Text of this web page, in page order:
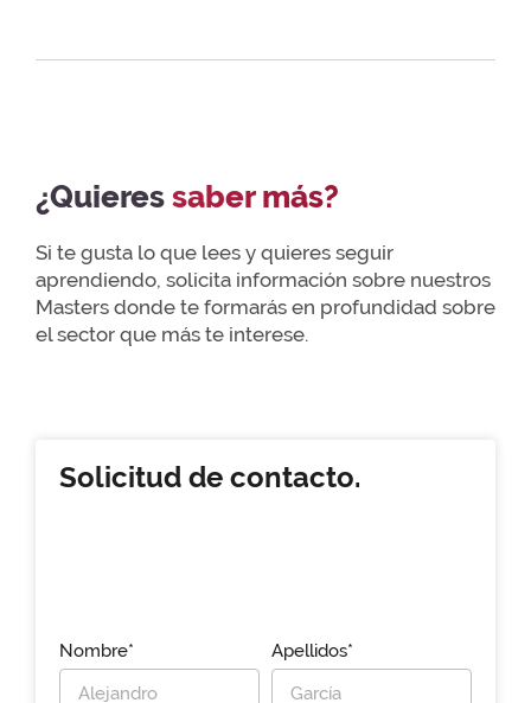
¿Quieressaber más?
Si te gusta lo que lees y quieres seguir
aprendiendo, solicita información sobre nuestros
Masters donde te formarás en profundidad sobre
el sector que más te interese.
Solicitud de contacto.
Nombre* Apellidos*